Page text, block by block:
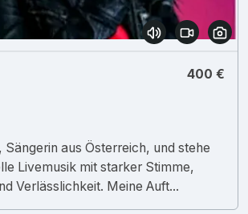
400 €
Sängerin aus Österreich, und stehe
Livemusik mit starker Stimme,
Verlässlichkeit. Meine Auft...